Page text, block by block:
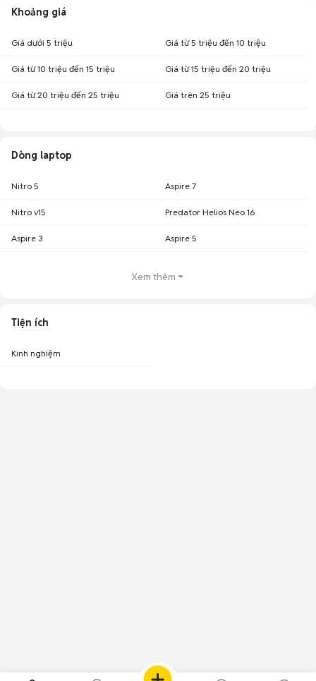
Khoảng giá
Giá dưới 5 triệu Giá từ 5 triệu đến 10 triệu
Giá từ 10 triệu đến 15 triệu Giá từ 15 triệu đến 20 triệu
Giá từ 20 triệu đến 25 triệu Giá trên 25 triệu
Dòng laptop
Nitro 5 Aspire 7
Nitro v15 Predator Helios Neo 16
Aspire 3 Aspire 5
Xem thêm
Tiện ích
Kinh nghiệm